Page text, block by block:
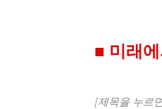
■ 미래에
[제목을 누르